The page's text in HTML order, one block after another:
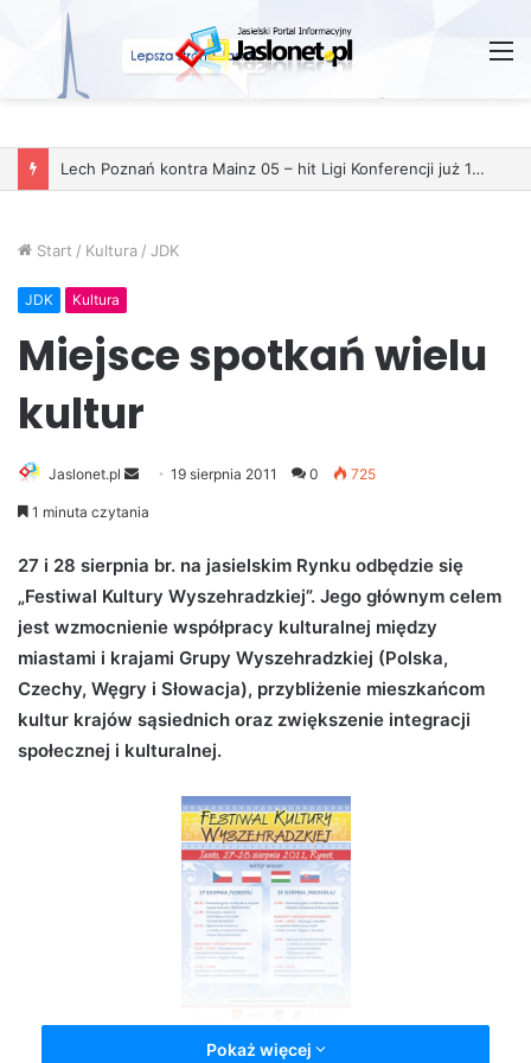
Start / Kultura / JDK
JDK Kultura
Miejsce spotkań wielu
kultur
Jaslonet.pl
e
d
a
m
a
i
l
19 sierpnia 2011 0 725
1 minuta czytania
27 i 28 sierpnia br. na jasielskim Rynku odbędzie się
„Festiwal Kultury Wyszehradzkiej”. Jego głównym celem
jest wzmocnienie współpracy kulturalnej między
miastami i krajami Grupy Wyszehradzkiej (Polska,
Czechy, Węgry i Słowacja), przybliżenie mieszkańcom
kultur krajów sąsiednich oraz zwiększenie integracji
społecznej i kulturalnej.
Pokaż więcej